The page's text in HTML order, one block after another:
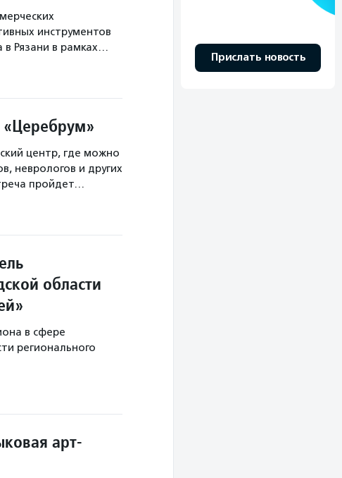
инструментов
в Рязани в рамках…
центр, где можно
неврологов и других
пройдет…
области
в сфере
регионального
арт-
Прислать новость